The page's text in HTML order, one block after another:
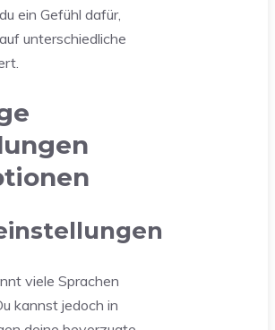
ein Gefühl dafür,
unterschiedliche
viele Sprachen
kannst jedoch in